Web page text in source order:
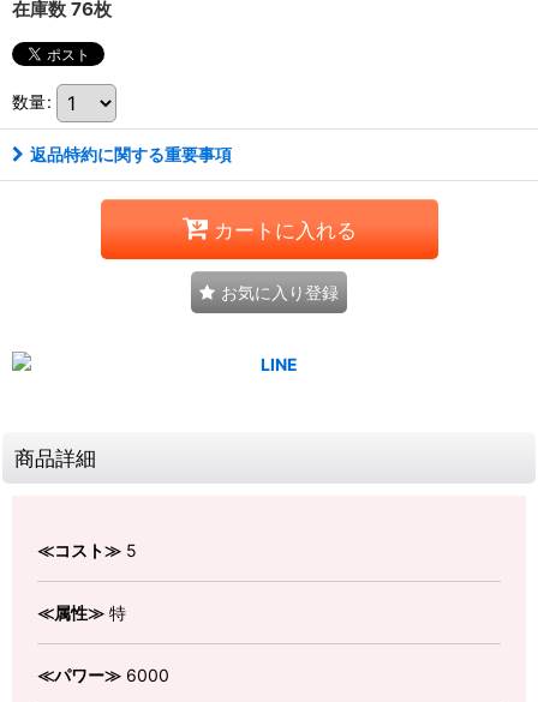
在庫数 76枚
数量:
返品特約に関する重要事項
カートに入れる
お気に入り登録
商品詳細
≪コスト≫ 5
≪属性≫ 特
≪パワー≫ 6000